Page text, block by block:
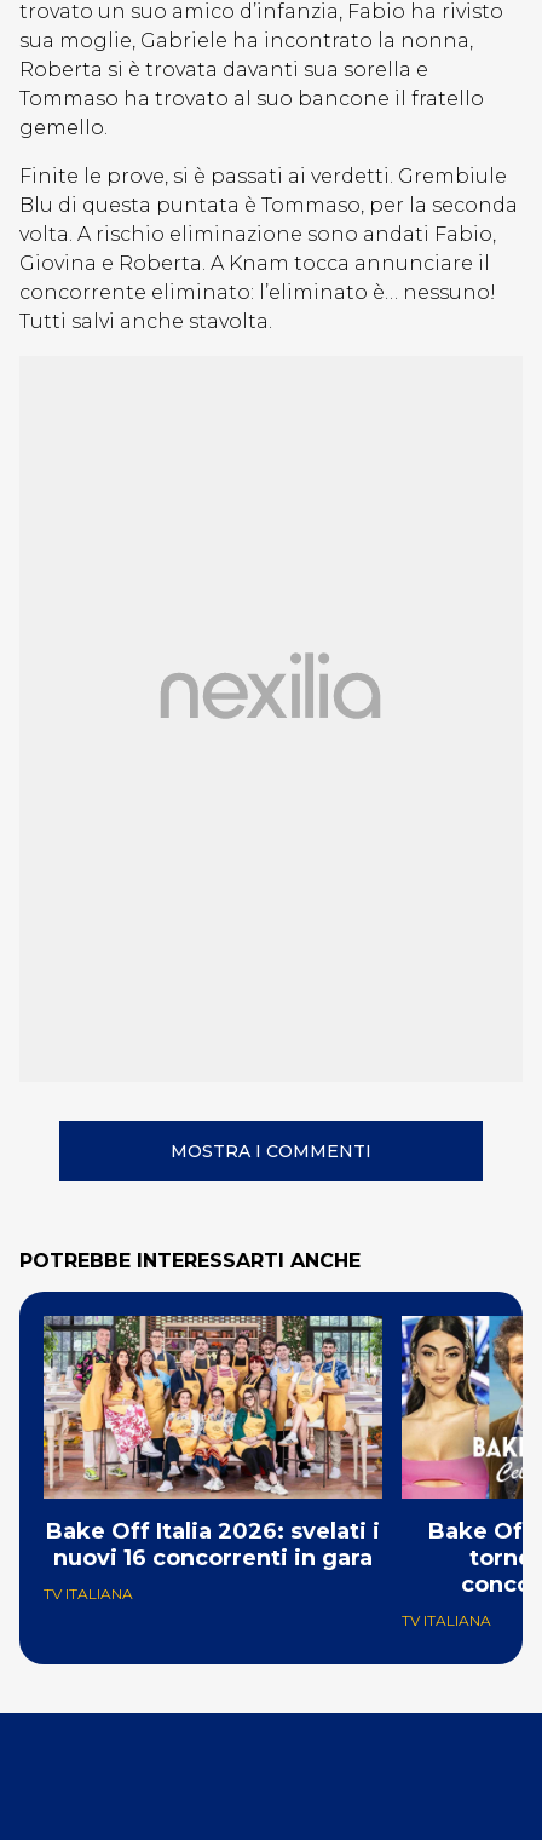
trovato un suo amico d’infanzia, Fabio ha rivisto
sua moglie, Gabriele ha incontrato la nonna,
Roberta si è trovata davanti sua sorella e
Tommaso ha trovato al suo bancone il fratello
gemello.
Finite le prove, si è passati ai verdetti. Grembiule
Blu di questa puntata è Tommaso, per la seconda
volta. A rischio eliminazione sono andati Fabio,
Giovina e Roberta. A Knam tocca annunciare il
concorrente eliminato: l’eliminato è… nessuno!
Tutti salvi anche stavolta.
MOSTRA I COMMENTI
POTREBBE INTERESSARTI ANCHE
Bake Off Italia 2026: svelati i
nuovi 16 concorrenti in gara
TV ITALIANA
Bake Off
TV ITALIANA